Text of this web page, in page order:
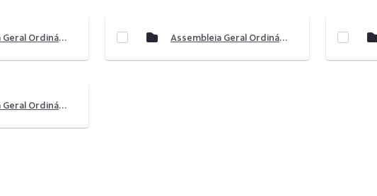
Assembleia Geral Ordinária 2022 Assembleia Geral Ordinária e Extraordinária 2023
Assembleia Geral Ordinária 2025